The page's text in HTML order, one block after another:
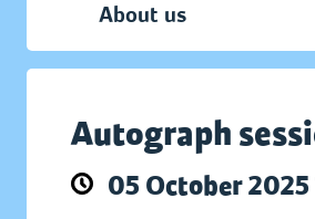
About us
Autograph
05 October 2025